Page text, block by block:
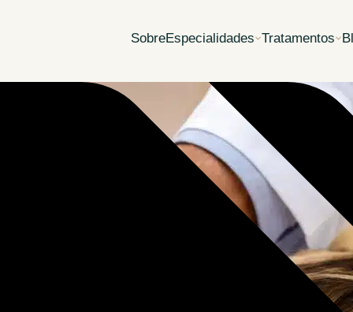
SobreEspecialidades Tratamentos